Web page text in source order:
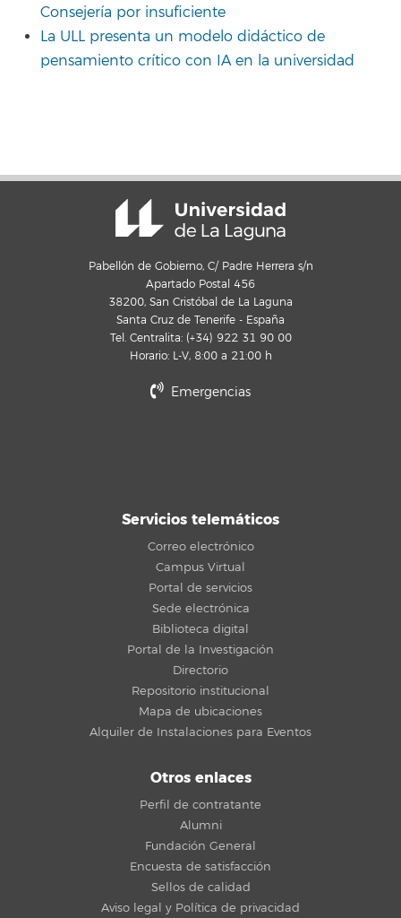
Consejería por insuficiente
La ULL presenta un modelo didáctico de
pensamiento crítico con IA en la universidad
Pabellón de Gobierno, C/ Padre Herrera s/n
Apartado Postal 456
38200, San Cristóbal de La Laguna
Santa Cruz de Tenerife - España
Tel. Centralita: (+34) 922 31 90 00
Horario: L-V, 8:00 a 21:00 h
Emergencias
Servicios telemáticos
Correo electrónico
Campus Virtual
Portal de servicios
Sede electrónica
Biblioteca digital
Portal de la Investigación
Directorio
Repositorio institucional
Mapa de ubicaciones
Alquiler de Instalaciones para Eventos
Otros enlaces
Perfil de contratante
Alumni
Fundación General
Encuesta de satisfacción
Sellos de calidad
Aviso legal y Política de privacidad